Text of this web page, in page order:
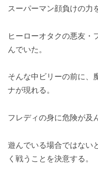
スーパーマン顔負けの力
ヒーローオタクの悪友・
んでいた。
そんな中ビリーの前に、
ナが現れる。
フレディの身に危険が及
遊んでいる場合ではない
く戦うことを決意する。